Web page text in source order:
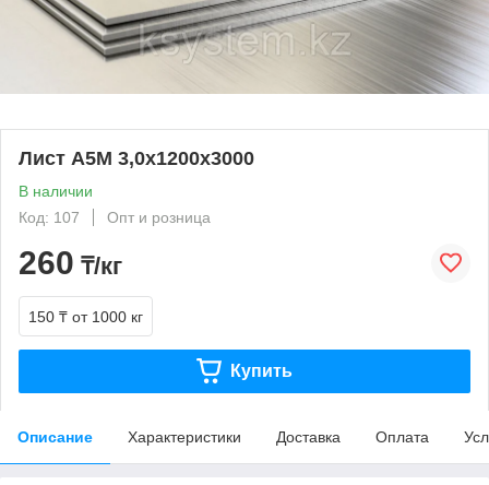
Лист А5М 3,0х1200х3000
В наличии
Код: 107
Опт и розница
260 ₸/кг
150 ₸ от 1000 кг
Купить
Описание Характеристики Доставка Оплата